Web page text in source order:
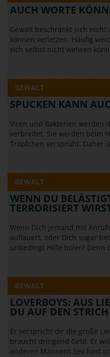
AUCH WORTE
Gewalt beschränkt sich nicht
können verletzen. Häufig
sich selbst nicht wehren
GEWALT
SPUCKEN KANN
Viren und Bakterien werden
verbreitet. Sie werden beim
Tröpfchen versprüht. Daher
GEWALT
WENN DU
TERRORISIERT
Wenn Dich jemand mit
auflauert, oder Dich sogar
unbedingt Hilfe holen! Denn
GEWALT
LOVERBOYS: AUS
DU AUF DEN STRICH
Er verspricht dir die große
braucht dringend Geld. Er
anderen Männern Sex hast